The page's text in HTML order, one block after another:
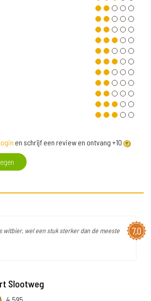
en schrijf een review en ontvang +10
7,0
witbier, wel een stuk sterker dan de meeste
Slootweg